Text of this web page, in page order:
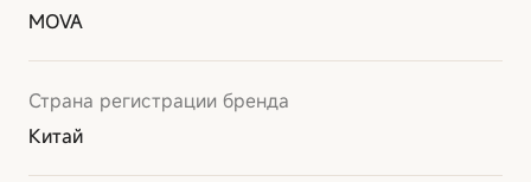
MOVA
Страна регистрации бренда
Китай